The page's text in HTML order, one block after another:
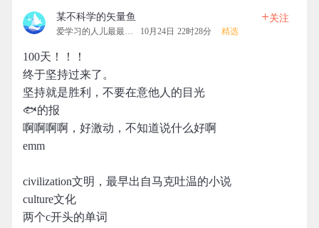
某不科学的矢量鱼
爱学习的人儿最最可爱 10月24日 22时28分 精选
+关注
100天！！！
终于坚持过来了。
坚持就是胜利，不要在意他人的目光
🐟的报
啊啊啊啊，好激动，不知道说什么好啊
emm
civilization文明，最早出自马克吐温的小说
culture文化
两个c开头的单词